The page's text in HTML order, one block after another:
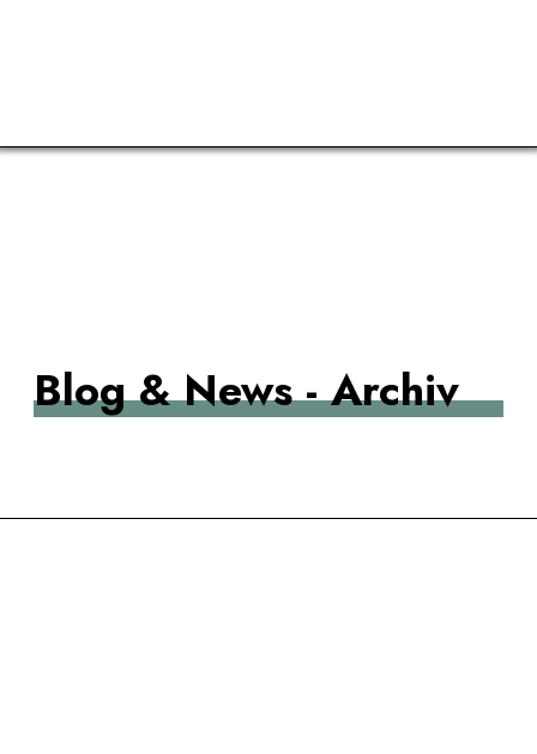
Blog & News - Archiv